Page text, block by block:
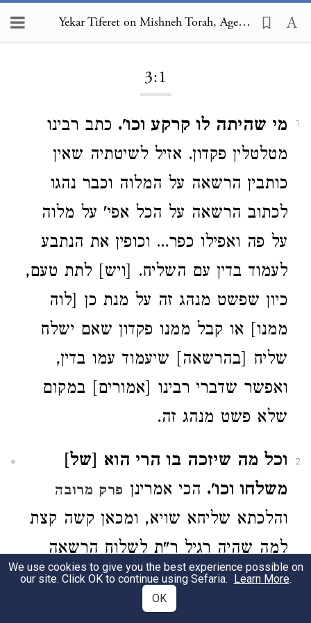
Yekar Tiferet on Mishneh Torah, Agents and Partners 3:1
3:1
1 מי שהיתה לו קרקע וכו'. כתב רבינו
מטלטלין פקדון. אזיל לשיטתיה שאין
כותבין הרשאה על המלוה וכבר נהגו
לכתוב הרשאה על הכל אפי' על מלוה
על פה ואפילו כפר... וכופין את הנתבע
לעמוד בדין עם השליח. [ויש] לתת טעם,
כיון שפשט מנהג זה על מנת כן [לוה
ממנו] או קבל ממנו פקדון שאם ישלח
שליח [בהרשאה] שיעמוד עמו בדין,
ואפשר שדברי רבינו [אמורים] במקום
שלא פשט מנהג זה.
2
וכל מה שיזכה בו הרי הוא [של]
משלחו וכו'. הכי אמרינן פרק מרובה
והלכתא שליחא שויא, ומכאן קשה קצת
למה שהיה רגיל ר"ת לשלוח הרשאה
ביד גוי, דהא קי"ל דאין הגוי נעשה שליח,
וגם ר"ת לא אמרה אלא בגוי דידעינן ביה
We use cookies to give you the best experience possible on
our site. Click OK to continue using Sefaria. Learn More.
OK